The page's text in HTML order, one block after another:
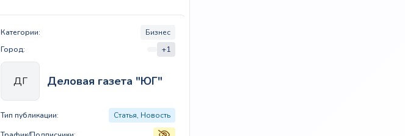
Категории:
Бизнес
Город:
+1
ДГ Деловая газета "ЮГ"
Тип публикации:
Статья, Новость